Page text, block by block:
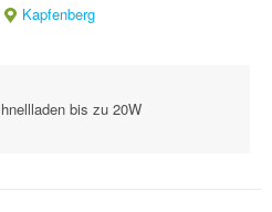
Kapfenberg
bis zu 20W